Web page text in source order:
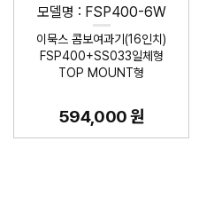
모델명 : FSP400-6W
이묵스 콤보여과기(16인치)
FSP400+SS033일체형
TOP MOUNT형
594,000 원